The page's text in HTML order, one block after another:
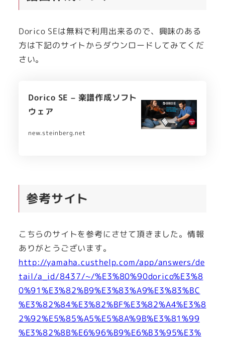
Dorico SEは無料で利用出来るので、興味のある
方は下記のサイトからダウンロードしてみてくだ
さい。
Dorico SE – 楽譜作成ソフト
ウェア
new.steinberg.net
参考サイト
こちらのサイトを参考にさせて頂きました。情報
ありがとうございます。
http://yamaha.custhelp.com/app/answers/de
tail/a_id/8437/~/%E3%80%90dorico%E3%8
0%91%E3%82%B9%E3%83%A9%E3%83%BC
%E3%82%84%E3%82%BF%E3%82%A4%E3%8
2%92%E5%85%A5%E5%8A%9B%E3%81%99
%E3%82%8B%E6%96%B9%E6%B3%95%E3%